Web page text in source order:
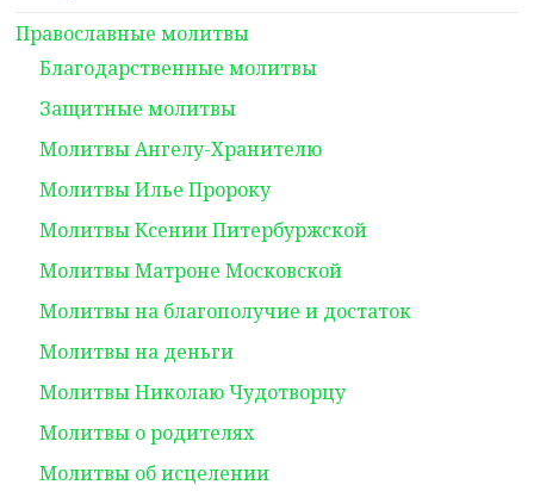
Православные молитвы
Благодарственные молитвы
Защитные молитвы
Молитвы Ангелу-Хранителю
Молитвы Илье Пророку
Молитвы Ксении Питербуржской
Молитвы Матроне Московской
Молитвы на благополучие и достаток
Молитвы на деньги
Молитвы Николаю Чудотворцу
Молитвы о родителях
Молитвы об исцелении